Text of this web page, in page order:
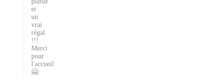
et
un
vrai
régal
!!!
Merci
pour
l'accueil
🤗